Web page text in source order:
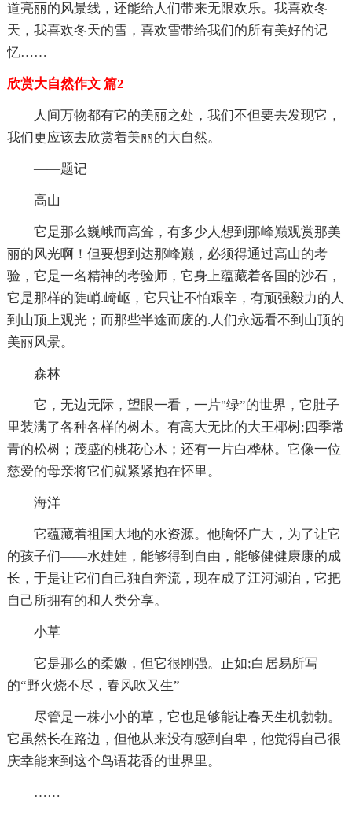
道亮丽的风景线，还能给人们带来无限欢乐。我喜欢冬
天，我喜欢冬天的雪，喜欢雪带给我们的所有美好的记
忆……
欣赏大自然作文 篇2
人间万物都有它的美丽之处，我们不但要去发现它，
我们更应该去欣赏着美丽的大自然。
——题记
高山
它是那么巍峨而高耸，有多少人想到那峰巅观赏那美
丽的风光啊！但要想到达那峰巅，必须得通过高山的考
验，它是一名精神的考验师，它身上蕴藏着各国的沙石，
它是那样的陡峭.崎岖，它只让不怕艰辛，有顽强毅力的人
到山顶上观光；而那些半途而废的.人们永远看不到山顶的
美丽风景。
森林
它，无边无际，望眼一看，一片"绿”的世界，它肚子
里装满了各种各样的树木。有高大无比的大王椰树;四季常
青的松树；茂盛的桃花心木；还有一片白桦林。它像一位
慈爱的母亲将它们就紧紧抱在怀里。
海洋
它蕴藏着祖国大地的水资源。他胸怀广大，为了让它
的孩子们——水娃娃，能够得到自由，能够健健康康的成
长，于是让它们自己独自奔流，现在成了江河湖泊，它把
自己所拥有的和人类分享。
小草
它是那么的柔嫩，但它很刚强。正如;白居易所写
的“野火烧不尽，春风吹又生”
尽管是一株小小的草，它也足够能让春天生机勃勃。
它虽然长在路边，但他从来没有感到自卑，他觉得自己很
庆幸能来到这个鸟语花香的世界里。
……